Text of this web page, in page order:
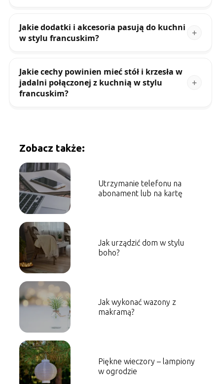
Jakie dodatki i akcesoria pasują do kuchni
w stylu francuskim?
Jakie cechy powinien mieć stół i krzesła w
jadalni połączonej z kuchnią w stylu
francuskim?
Zobacz także:
Utrzymanie telefonu na
abonament lub na kartę
Jak urządzić dom w stylu
boho?
Jak wykonać wazony z
makramą?
Piękne wieczory – lampiony
w ogrodzie